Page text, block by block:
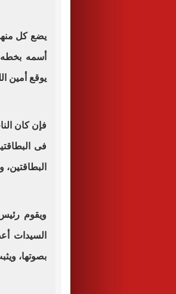
يضع كل
أسمه بخطه
يوقع أمين
فإن كان
فى
ويقوم
السيدات
بصوتها،